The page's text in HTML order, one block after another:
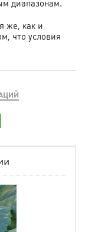
диапазонам.
же, как и
что условия